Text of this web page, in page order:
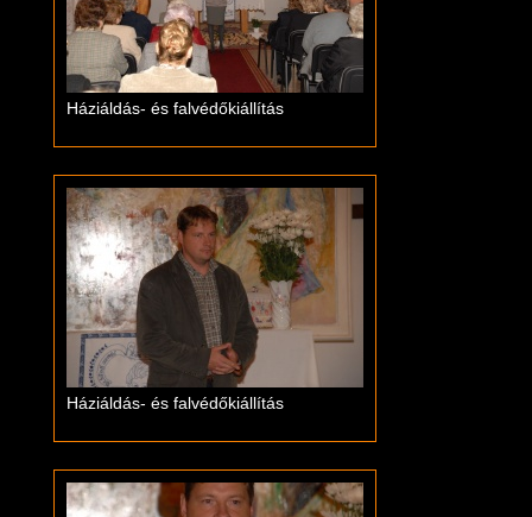
Háziáldás- és falvédőkiállítás
Háziáldás- és falvédőkiállítás